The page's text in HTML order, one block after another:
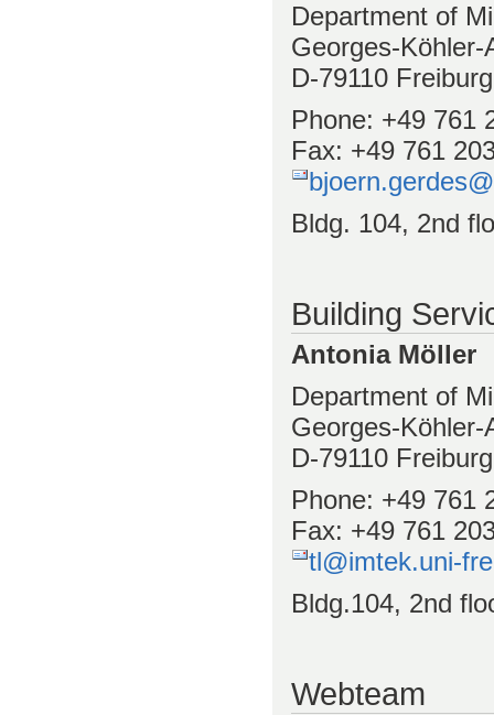
Department of
Georges-Köhler-
D-79110 Freiburg
Phone: +49 761
Fax: +49 761
Bldg. 104, 2nd
Building
Antonia Möller
Department of
Georges-Köhler-
D-79110 Freiburg
Phone: +49 761
Fax: +49 761
tl@imtek.uni-
Bldg.104, 2nd
Webteam